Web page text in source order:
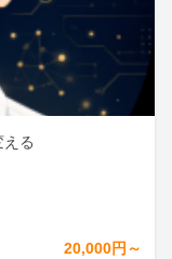
る
20,000円～